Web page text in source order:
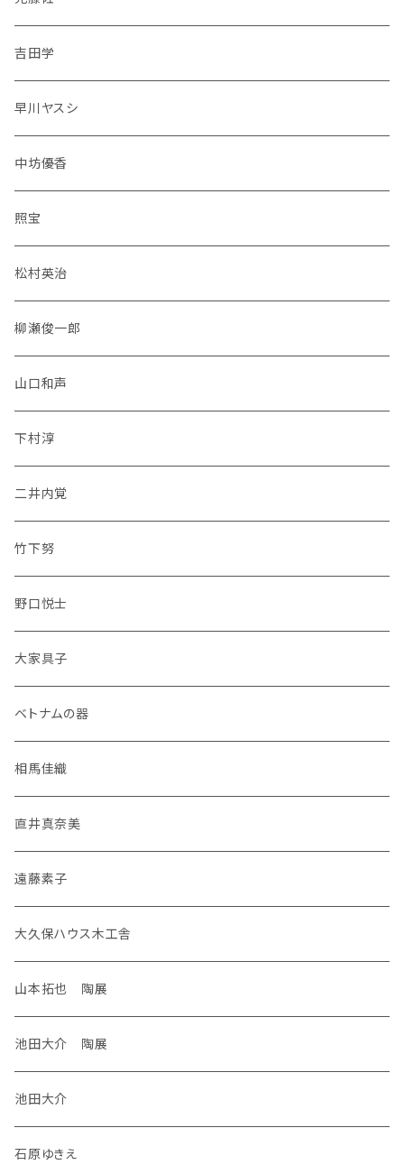
吉田学
早川ヤスシ
中坊優香
照宝
松村英治
柳瀬俊一郎
山口和声
下村淳
二井内覚
竹下努
野口悦士
大家具子
ベトナムの器
相馬佳織
直井真奈美
遠藤素子
大久保ハウス木工舎
山本拓也 陶展
池田大介 陶展
池田大介
石原ゆきえ